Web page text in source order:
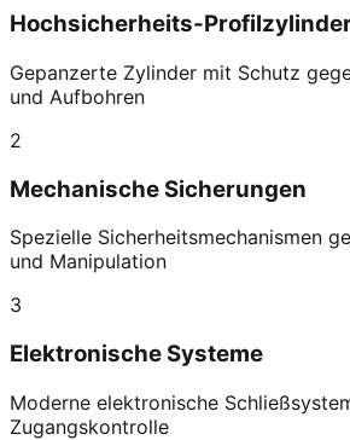
Hochsicherheits-
Gepanzerte Zylinder mit Schutz
und Aufbohren
2
Mechanische Sicherungen
Spezielle Sicherheitsmechanismen
und Manipulation
3
Elektronische Systeme
Moderne elektronische
Zugangskontrolle